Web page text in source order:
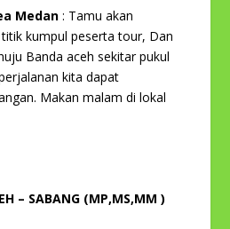
Medan : Tamu akan
kumpul peserta tour, Dan
Banda aceh sekitar pukul
kita dapat
Makan malam di lokal
– SABANG (MP,MS,MM )